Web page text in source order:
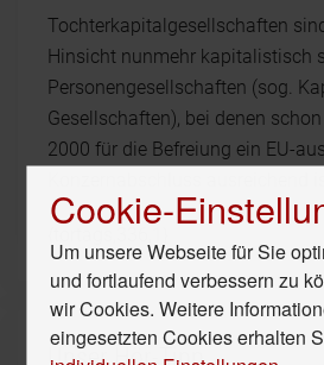
Tochterkapitalgesellschaften
Hinsicht nunmehr kapitalistisch
Personengesellschaften (sog.
Gesellschaften), bei denen
2000 für die Befreiung ein EU-
Unser Hör-Tipp
Cookie-
Um unsere Webseite für Sie
und fortlaufend verbessern zu
wir Cookies. Weitere
eingesetzten Cookies erhalten